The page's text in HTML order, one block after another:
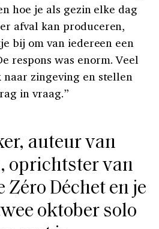
hoe je als gezin elke dag
afval kan produceren,
bij om van iedereen een
respons was enorm. Veel
naar zingeving en stellen
in vraag.”
auteur van
oprichtster van
Zéro Déchet en je
oktober solo